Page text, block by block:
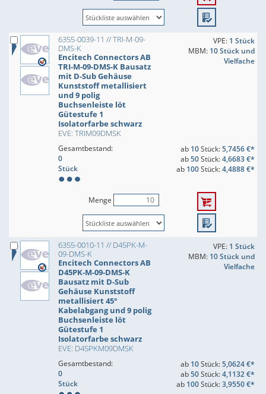
6355-0039-11 // TRI-M-09-
DMS-K
Encitech Connectors AB
TRI-M-09-DMS-K Bausatz
mit D-Sub Gehäuse
Kunststoff metallisiert
und 9 polig
Buchsenleiste löt
Gütestufe 1
Isolatorfarbe schwarz
EVE: TRIM09DMSK
VPE: 1 Stück
MBM: 10 Stück und
Vielfache
Gesamtbestand:
0
Stück
ab 10Stück:5,7456 €*
ab50Stück:4,6683 €*
ab 100Stück:4,4888 €*
Menge
6355-0010-11 // D45PK-M-
09-DMS-K
Encitech Connectors AB
D45PK-M-09-DMS-K
Bausatz mit D-Sub
Gehäuse Kunststoff
metallisiert 45°
Kabelabgang und 9 polig
Buchsenleiste löt
Gütestufe 1
Isolatorfarbe schwarz
EVE: D45PKM09DMSK
VPE: 1 Stück
MBM: 10 Stück und
Vielfache
Gesamtbestand:
0
Stück
ab 10Stück:5,0624 €*
ab50Stück:4,1132 €*
ab 100Stück:3,9550 €*